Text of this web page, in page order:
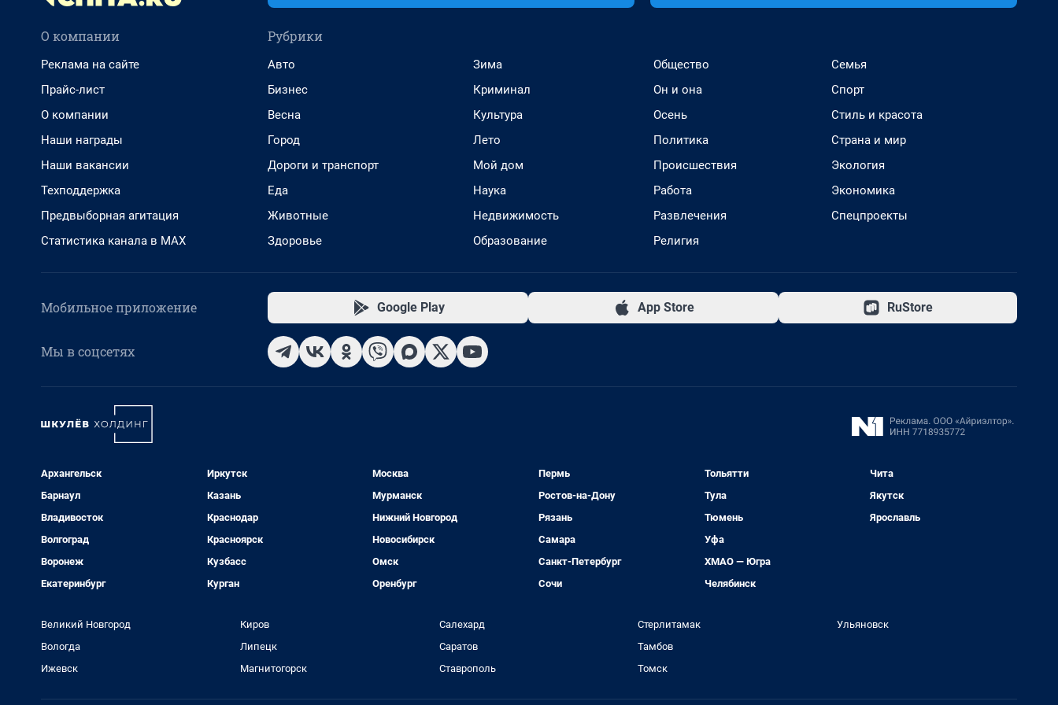
О компании
Реклама на сайте
Прайс-лист
О компании
Наши награды
Наши вакансии
Техподдержка
Предвыборная агитация
Статистика канала в MAX
Рубрики
Авто
Бизнес
Весна
Город
Дороги и транспорт
Еда
Животные
Здоровье
Зима
Криминал
Культура
Лето
Мой дом
Наука
Недвижимость
Образование
Общество
Он и она
Осень
Политика
Происшествия
Работа
Развлечения
Религия
Семья
Спорт
Стиль и красота
Страна и мир
Экология
Экономика
Спецпроекты
Мобильное приложение Google Play App Store RuStore
Мы в соцсетях
Архангельск
Барнаул
Владивосток
Волгоград
Воронеж
Екатеринбург
Иркутск
Казань
Краснодар
Красноярск
Кузбасс
Курган
Москва
Мурманск
Нижний Новгород
Новосибирск
Омск
Оренбург
Пермь
Ростов-на-Дону
Рязань
Самара
Санкт-Петербург
Сочи
Тольятти
Тула
Тюмень
Уфа
ХМАО — Югра
Челябинск
Чита
Якутск
Ярославль
Великий Новгород
Вологда
Ижевск
Киров
Липецк
Магнитогорск
Салехард
Саратов
Ставрополь
Стерлитамак
Тамбов
Томск
Ульяновск